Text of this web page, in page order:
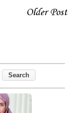
Older Post